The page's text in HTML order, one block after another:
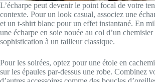
L’écharpe peut devenir le point focal de votre
contexte. Pour un look casual, associez une
et un t-shirt blanc pour un effet instantané. En
une écharpe en soie nouée au col d’un
sophistication à un tailleur classique.
Pour les soirées, optez pour une étole en
sur les épaules par-dessus une robe. Combinez